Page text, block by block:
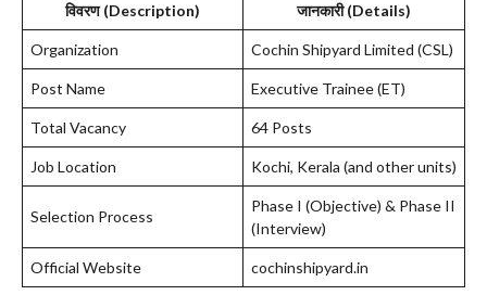
विवरण (Description) जानकारी (Details)
Organization Cochin Shipyard Limited (CSL)
Post Name Executive Trainee (ET)
Total Vacancy 64 Posts
Job Location Kochi, Kerala (and other units)
Selection Process
Phase I (Objective) & Phase II
(Interview)
Official Website cochinshipyard.in